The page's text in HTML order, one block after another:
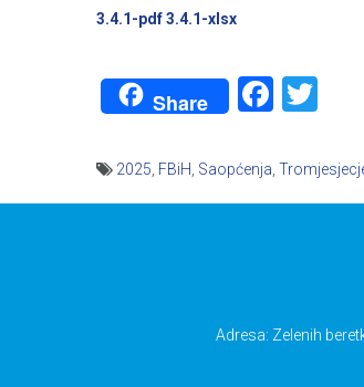
3.4.1-pdf3.4.1-xlsx
Share
2025 FBiH Saopćenja
Adresa: Zelenih